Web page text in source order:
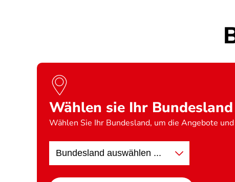
Wählen sie Ihr Bundesland
Wählen Sie Ihr Bundesland, um die Angebote
Standort